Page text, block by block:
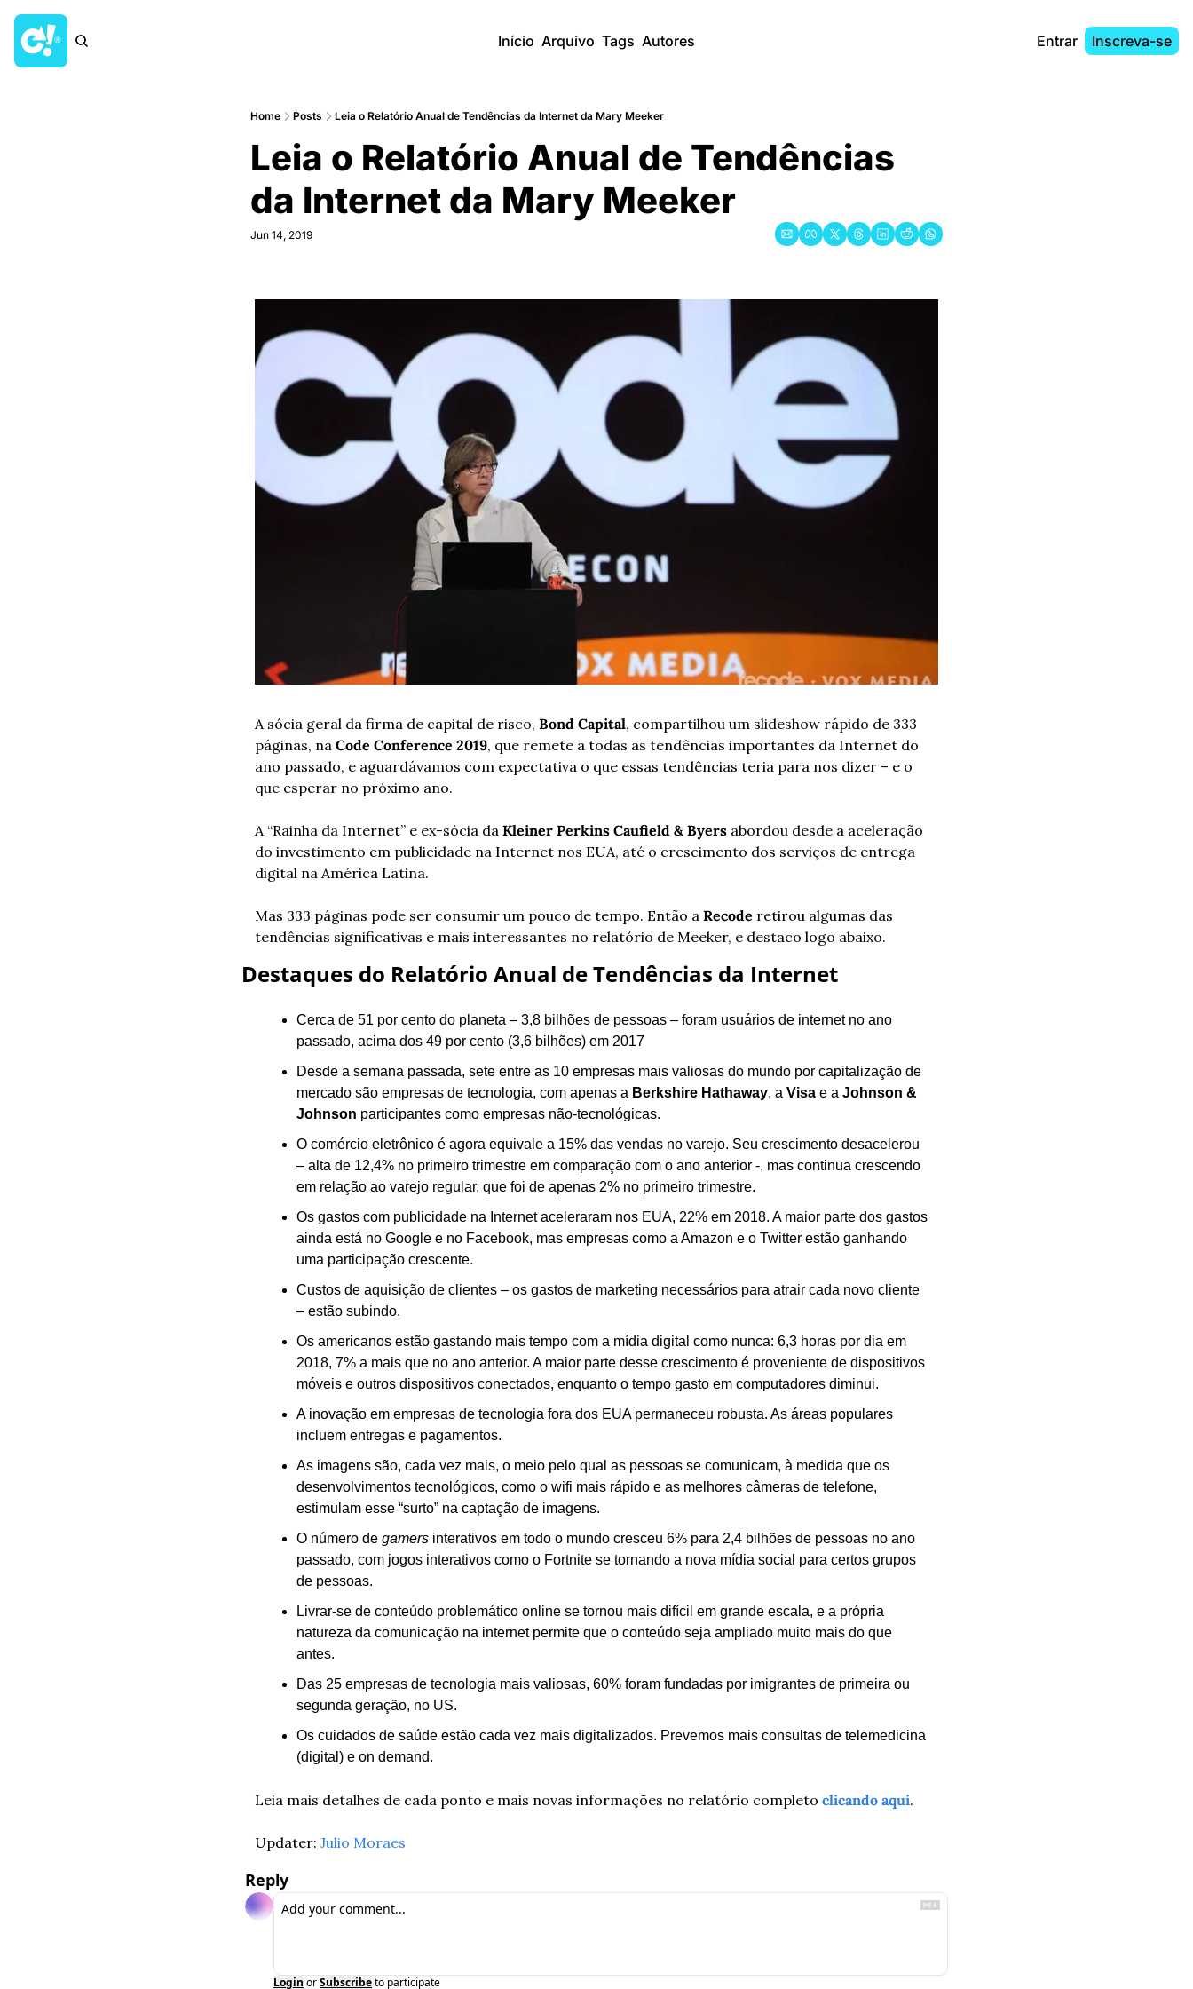
Início Arquivo Tags Autores Entrar Inscreva-se
Home Posts Leia o Relatório Anual de Tendências da Internet da Mary Meeker
Leia o Relatório Anual de Tendências
da Internet da Mary Meeker
Jun 14, 2019
A sócia geral da firma de capital de risco, Bond Capital, compartilhou um slideshow rápido de 333
páginas, na Code Conference 2019, que remete a todas as tendências importantes da Internet do
ano passado, e aguardávamos com expectativa o que essas tendências teria para nos dizer – e o
que esperar no próximo ano.
A “Rainha da Internet” e ex-sócia da Kleiner Perkins Caufield & Byers abordou desde a aceleração
do investimento em publicidade na Internet nos EUA, até o crescimento dos serviços de entrega
digital na América Latina.
Mas 333 páginas pode ser consumir um pouco de tempo. Então a Recode retirou algumas das
tendências significativas e mais interessantes no relatório de Meeker, e destaco logo abaixo.
Destaques do Relatório Anual de Tendências da Internet
Cerca de 51 por cento do planeta – 3,8 bilhões de pessoas – foram usuários de internet no ano
passado, acima dos 49 por cento (3,6 bilhões) em 2017
Desde a semana passada, sete entre as 10 empresas mais valiosas do mundo por capitalização de
mercado são empresas de tecnologia, com apenas a Berkshire Hathaway, a Visa e a Johnson &
Johnson participantes como empresas não-tecnológicas.
O comércio eletrônico é agora equivale a 15% das vendas no varejo. Seu crescimento desacelerou
– alta de 12,4% no primeiro trimestre em comparação com o ano anterior -, mas continua crescendo
em relação ao varejo regular, que foi de apenas 2% no primeiro trimestre.
Os gastos com publicidade na Internet aceleraram nos EUA, 22% em 2018. A maior parte dos gastos
ainda está no Google e no Facebook, mas empresas como a Amazon e o Twitter estão ganhando
uma participação crescente.
Custos de aquisição de clientes – os gastos de marketing necessários para atrair cada novo cliente
– estão subindo.
Os americanos estão gastando mais tempo com a mídia digital como nunca: 6,3 horas por dia em
2018, 7% a mais que no ano anterior. A maior parte desse crescimento é proveniente de dispositivos
móveis e outros dispositivos conectados, enquanto o tempo gasto em computadores diminui.
A inovação em empresas de tecnologia fora dos EUA permaneceu robusta. As áreas populares
incluem entregas e pagamentos.
As imagens são, cada vez mais, o meio pelo qual as pessoas se comunicam, à medida que os
desenvolvimentos tecnológicos, como o wifi mais rápido e as melhores câmeras de telefone,
estimulam esse “surto” na captação de imagens.
O número de gamers interativos em todo o mundo cresceu 6% para 2,4 bilhões de pessoas no ano
passado, com jogos interativos como o Fortnite se tornando a nova mídia social para certos grupos
de pessoas.
Livrar-se de conteúdo problemático online se tornou mais difícil em grande escala, e a própria
natureza da comunicação na internet permite que o conteúdo seja ampliado muito mais do que
antes.
Das 25 empresas de tecnologia mais valiosas, 60% foram fundadas por imigrantes de primeira ou
segunda geração, no US.
Os cuidados de saúde estão cada vez mais digitalizados. Prevemos mais consultas de telemedicina
(digital) e on demand.
Leia mais detalhes de cada ponto e mais novas informações no relatório completo clicando aqui.
Updater: Julio Moraes
Reply
Login orSubscribeto participate